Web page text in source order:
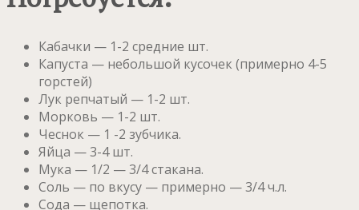
Кабачки — 1-2 средние шт.
Капуста — небольшой кусочек (примерно 4-5
горстей)
Лук репчатый — 1-2 шт.
Морковь — 1-2 шт.
Чеснок — 1 -2 зубчика.
Яйца — 3-4 шт.
Мука — 1/2 — 3/4 стакана.
Соль — по вкусу — примерно — 3/4 ч.л.
Сода — щепотка.